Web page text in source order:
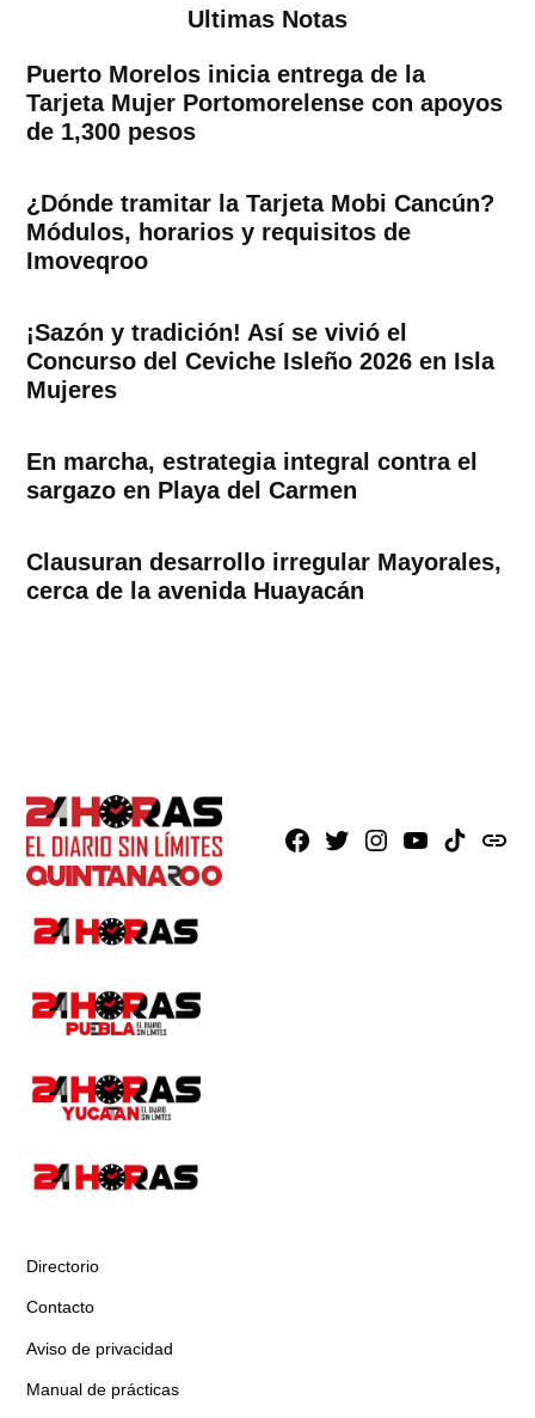
Ultimas Notas
Puerto Morelos inicia entrega de la
Tarjeta Mujer Portomorelense con apoyos
de 1,300 pesos
¿Dónde tramitar la Tarjeta Mobi Cancún?
Módulos, horarios y requisitos de
Imoveqroo
¡Sazón y tradición! Así se vivió el
Concurso del Ceviche Isleño 2026 en Isla
Mujeres
En marcha, estrategia integral contra el
sargazo en Playa del Carmen
Clausuran desarrollo irregular Mayorales,
cerca de la avenida Huayacán
Facebook
X Instagram
YoutubeTikTokissuu
Directorio
Contacto
Aviso de privacidad
Manual de prácticas